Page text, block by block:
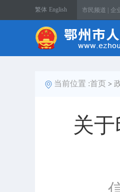
繁体 English 市民频道 | 企
当前位置 :首页 >
关